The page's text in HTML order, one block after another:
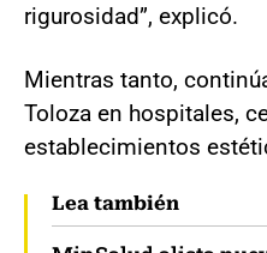
rigurosidad”, explicó.
Mientras tanto,
Toloza en hospitales,
establecimientos
Lea también